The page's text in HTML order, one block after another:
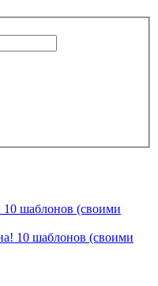
10 шаблонов (своими